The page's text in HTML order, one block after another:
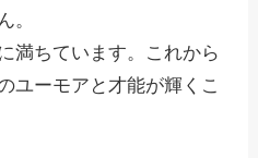
。
満ちています。これから
ユーモアと才能が輝くこ